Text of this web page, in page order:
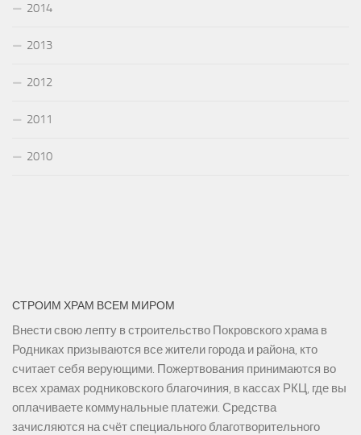
2014
2013
2012
2011
2010
СТРОИМ ХРАМ ВСЕМ МИРОМ
Внести свою лепту в строительство Покровского храма в
Родниках призываются все жители города и района, кто
считает себя верующими. Пожертвования принимаются во
всех храмах родниковского благочиния, в кассах РКЦ, где вы
оплачиваете коммунальные платежи. Средства
зачисляются на счёт специального благотворительного